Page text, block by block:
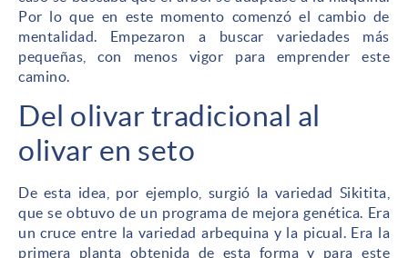
Por lo que en este momento comenzó el cambio de
mentalidad. Empezaron a buscar variedades más
pequeñas, con menos vigor para emprender este
camino.
Del olivar tradicional al
olivar en seto
De esta idea, por ejemplo, surgió la variedad Sikitita,
que se obtuvo de un programa de mejora genética. Era
un cruce entre la variedad arbequina y la picual. Era la
primera planta obtenida de esta forma y para este